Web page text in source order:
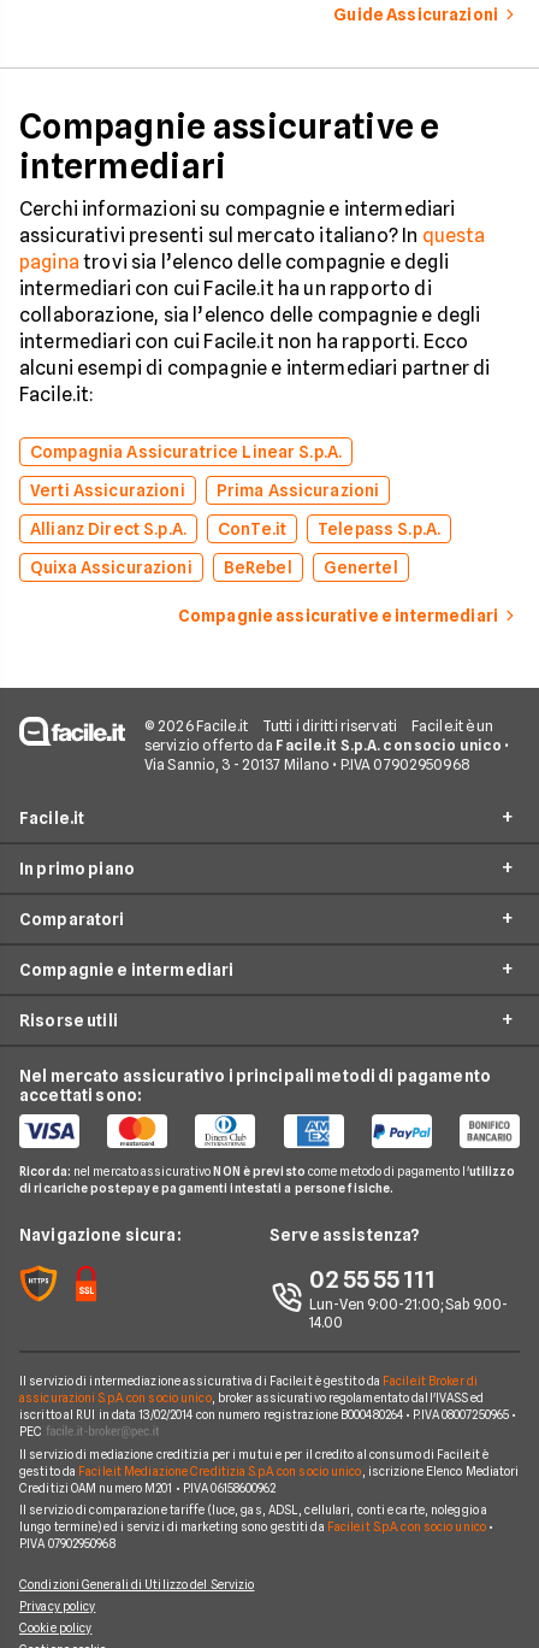
Guide Assicurazioni
Compagnie assicurative e
intermediari
Cerchi informazioni su compagnie e intermediari
assicurativi presenti sul mercato italiano? In questa
pagina trovi sia l’elenco delle compagnie e degli
intermediari con cui Facile.it ha un rapporto di
collaborazione, sia l’elenco delle compagnie e degli
intermediari con cui Facile.it non ha rapporti. Ecco
alcuni esempi di compagnie e intermediari partner di
Facile.it:
Compagnia Assicuratrice Linear S.p.A.
Verti Assicurazioni
Prima Assicurazioni
Allianz Direct S.p.A.
ConTe.it
Telepass S.p.A.
Quixa Assicurazioni
BeRebel Genertel
Compagnie assicurative e intermediari
© 2026 Facile.it Tutti i diritti riservati
Facile.it è un
servizio offerto da Facile.it S.p.A. con socio unico •
Via Sannio, 3 - 20137 Milano • P.IVA 07902950968
Facile.it
Assicurazioni
Prestiti
Conti e Carte
Telefonia Mobile
Pay TV
Noleggio Lungo Termine
News
Chi siamo
Perché scegliere Facile.it
Mappa del sito
In primo piano
Assicurazioni online
Assicurazione Auto
Assicurazione Moto
Assicurazione Casa
Assicurazione Vita
Assicurazione Mutuo
Assicurazione Avvocati
Assicurazione Infortuni
Assicurazione Autocarro
Comparatori
Preventivo assicurazione auto
Preventivo Assicurazione Moto
Preventivo Assicurazione Casa
Preventivo Assicurazione Vita
Preventivo Assicurazione Viaggio
Compagnie e intermediari
Bene Assicurazioni
ConTe
Genertel
Allianz Direct
Linear
Prima.it
Quixa
UnipolSai
Allianz
Compagnie e intermediari
Risorse utili
Osservatorio Assicurazioni
Guida Assicurazioni
Domande Assicurazioni
Glossario Assicurativo
Notizie Assicurazioni
Nel mercato assicurativo i principali metodi di pagamento
accettati sono:
Ricorda: nel mercato assicurativoNON è previsto come metodo di pagamento l'utilizzo
di ricariche postepay e pagamenti intestati a persone fisiche.
Navigazione sicura: Serve assistenza?
02 55 55 111
Lun-Ven 9:00-21:00; Sab 9.00-
14.00
Il servizio di intermediazione assicurativa di Facile.it è gestito da Facile.it Broker di
assicurazioni S.p.A. con socio unico, broker assicurativo regolamentato dall'IVASS ed
iscritto al RUI in data 13/02/2014 con numero registrazione B000480264 • P.IVA 08007250965 •
PEC
Il servizio di mediazione creditizia per i mutui e per il credito al consumo di Facile.it è
gestito da Facile.it Mediazione Creditizia S.p.A. con socio unico, iscrizione Elenco Mediatori
Creditizi OAM numero M201 • P.IVA 06158600962
Il servizio di comparazione tariffe (luce, gas, ADSL, cellulari, conti e carte, noleggio a
lungo termine) ed i servizi di marketing sono gestiti da Facile.it S.p.A. con socio unico•
P.IVA 07902950968
Condizioni Generali di Utilizzo del Servizio
Privacy policy
Cookie policy